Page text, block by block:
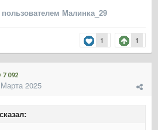
пользователем Малинка_29
1 1
7 092
2025